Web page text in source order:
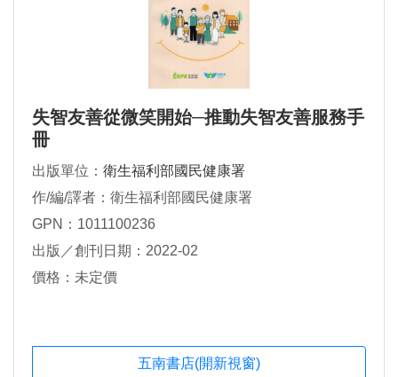
失智友善從微笑開始─推動失智友善服務手
冊
出版單位： 衛生福利部國民健康署
作/編/譯者：衛生福利部國民健康署
GPN：1011100236
出版／創刊日期：2022-02
價格：未定價
五南書店(開新視窗)